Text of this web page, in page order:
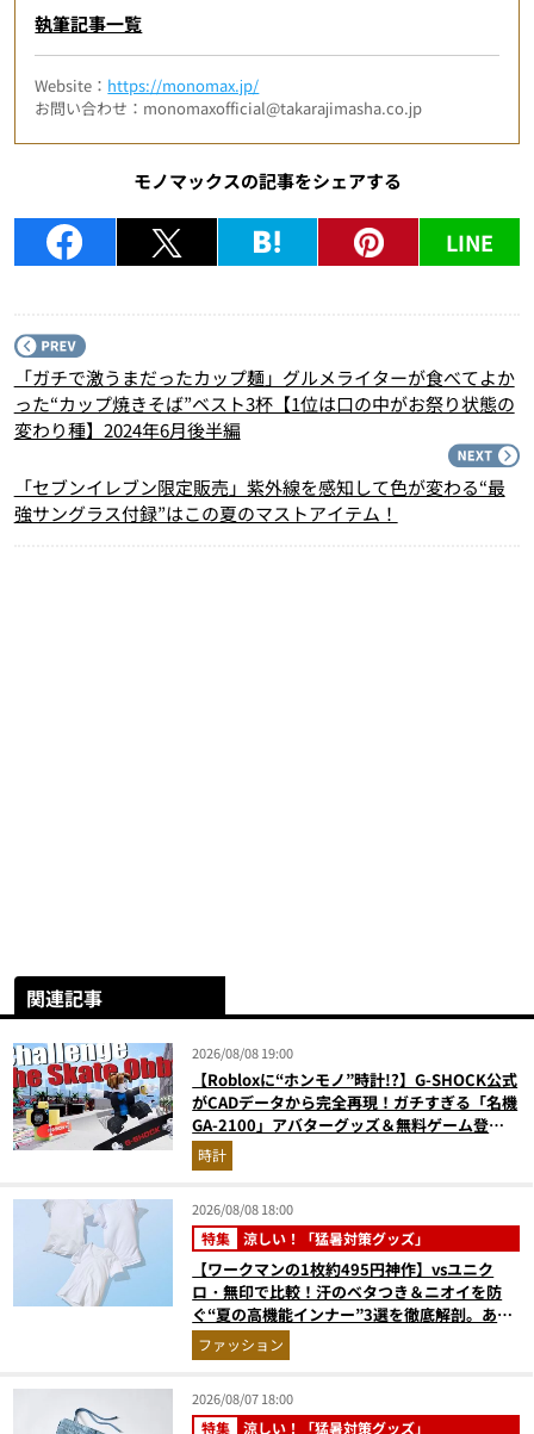
執筆記事一覧
Website： https://monomax.jp/
お問い合わせ：monomaxofficial@takarajimasha.co.jp
モノマックスの記事をシェアする
LINE
「ガチで激うまだったカップ麺」グルメライターが食べてよか
った“カップ焼きそば”ベスト3杯【1位は口の中がお祭り状態の
変わり種】2024年6月後半編
「セブンイレブン限定販売」紫外線を感知して色が変わる“最
強サングラス付録”はこの夏のマストアイテム！
関連記事
2026/08/08 19:00
【Robloxに“ホンモノ”時計!?】G-SHOCK公式
がCADデータから完全再現！ガチすぎる「名機
GA-2100」アバターグッズ＆無料ゲーム登場
が見逃せない
時計
2026/08/08 18:00
特集 涼しい！「猛暑対策グッズ」
【ワークマンの1枚約495円神作】vsユニク
ロ・無印で比較！汗のベタつき＆ニオイを防
ぐ“夏の高機能インナー”3選を徹底解剖。あな
たに最適な1着は？
ファッション
2026/08/07 18:00
特集 涼しい！「猛暑対策グッズ」